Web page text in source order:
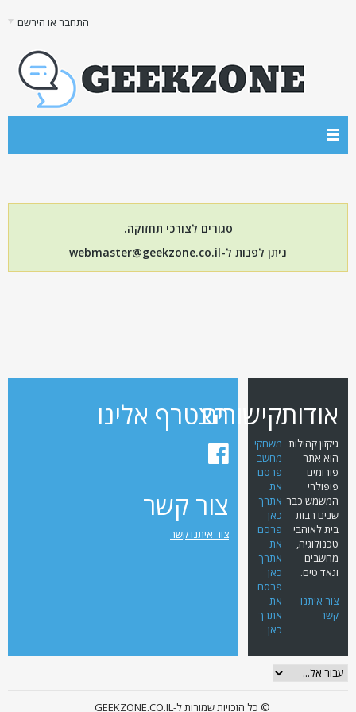
התחבר או הירשם
סגורים לצורכי תחזוקה.
ניתן לפנות ל-webmaster@geekzone.co.il
אודות
גיקזון קהילות
הוא אתר
פורומים
פופולרי
המשמש כבר
שנים רבות
בית לאוהבי
טכנולוגיה,
מחשבים
וגאד'טים.
צור איתנו
קשר
קישורים
משחקי
מחשב
פרסם
את
אתרך
כאן
פרסם
את
אתרך
כאן
פרסם
את
אתרך
כאן
הצטרף אלינו
צור קשר
צור איתנו קשר
© כל הזכויות שמורות ל-GEEKZONE.CO.IL